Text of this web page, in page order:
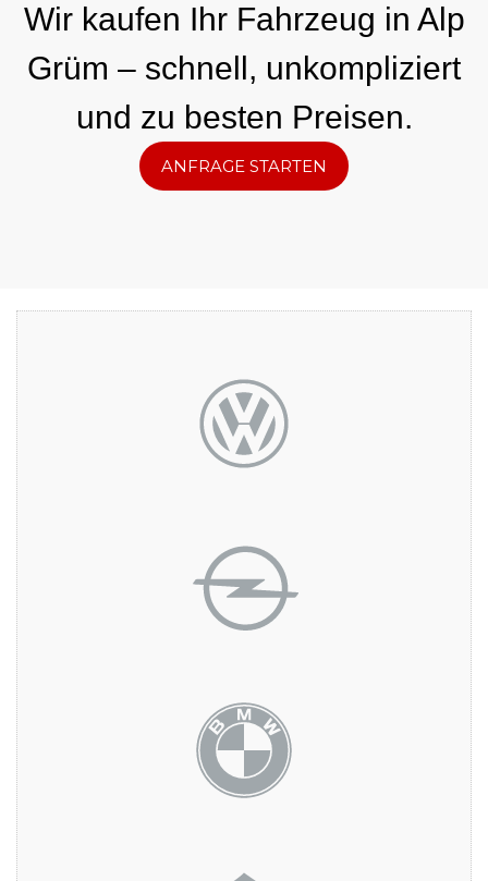
Wir kaufen Ihr Fahrzeug in Alp
Grüm – schnell, unkompliziert
und zu besten Preisen.
ANFRAGE STARTEN